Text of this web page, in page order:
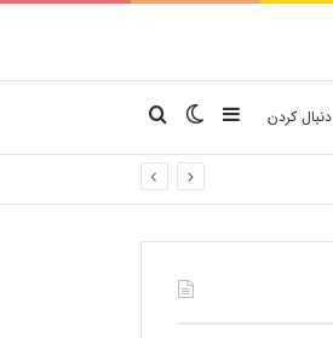
دنبال کردن نوارکناریتغییر پوسته
جستجو برای